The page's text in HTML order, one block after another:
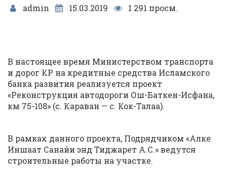
admin 15.03.2019 1 291 просм.
В настоящее время Министерством транспорта
и дорог КР на кредитные средства Исламского
банка развития реализуется проект
«Реконструкция автодороги Ош-Баткен-Исфана,
км 75-108» (с. Караван — с. Кок-Талаа).
В рамках данного проекта, Подрядчиком «Алке
Иншаат Санайи энд Тиджарет А.С.» ведутся
строительные работы на участке.